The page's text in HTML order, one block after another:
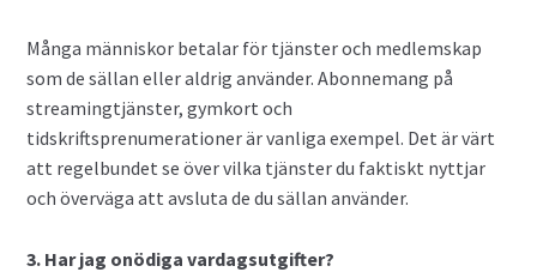
Många människor betalar för tjänster och medlemskap
som de sällan eller aldrig använder. Abonnemang på
streamingtjänster, gymkort och
tidskriftsprenumerationer är vanliga exempel. Det är värt
att regelbundet se över vilka tjänster du faktiskt nyttjar
och överväga att avsluta de du sällan använder.
3. Har jag onödiga vardagsutgifter?